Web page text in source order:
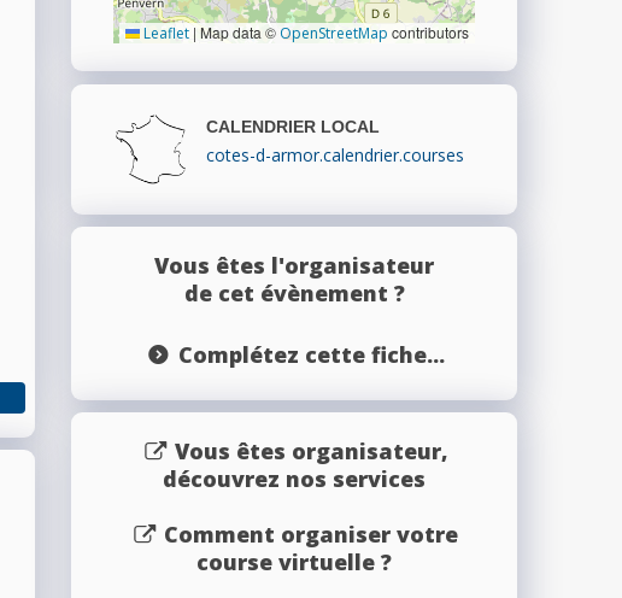
Leaflet | Map data © OpenStreetMap contributors
CALENDRIER LOCAL
cotes-d-armor.calendrier.courses
Vous êtes l'organisateur
de cet évènement ?
Complétez cette fiche...
Vous êtes organisateur,
découvrez nos services
Comment organiser votre
course virtuelle ?